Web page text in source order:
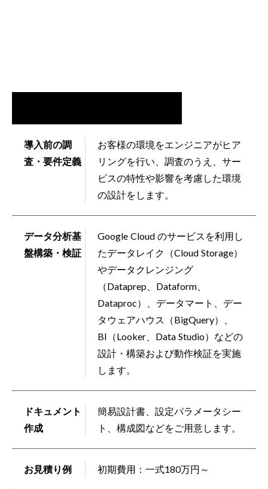
導入前の調
査・要件定義
お客様の環境をエンジニアがヒア
リングを行い、調査のうえ、サー
ビスの特性や影響を考慮した環境
の設計をします。
データ分析基
盤構築・検証
Google Cloud のサービスを利用し
たデータレイク（Cloud Storage）
やデータクレンジング
（Dataprep、Dataform、
Dataproc）、データマート、デー
タウェアハウス（BigQuery）、
BI（Looker、Data Studio）などの
設計・構築および動作検証を実施
します。
ドキュメント
作成
簡易設計書、設定パラメータシー
ト、構成図などをご用意します。
お見積り例 初期費用：一式180万円～